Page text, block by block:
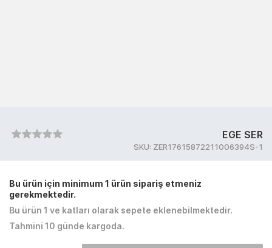
EGE SER
SKU: ZER17615872211006394S-1
Bu ürün için minimum 1 ürün sipariş etmeniz
gerekmektedir.
Bu ürün 1 ve katları olarak sepete eklenebilmektedir.
Tahmini 10 günde kargoda.